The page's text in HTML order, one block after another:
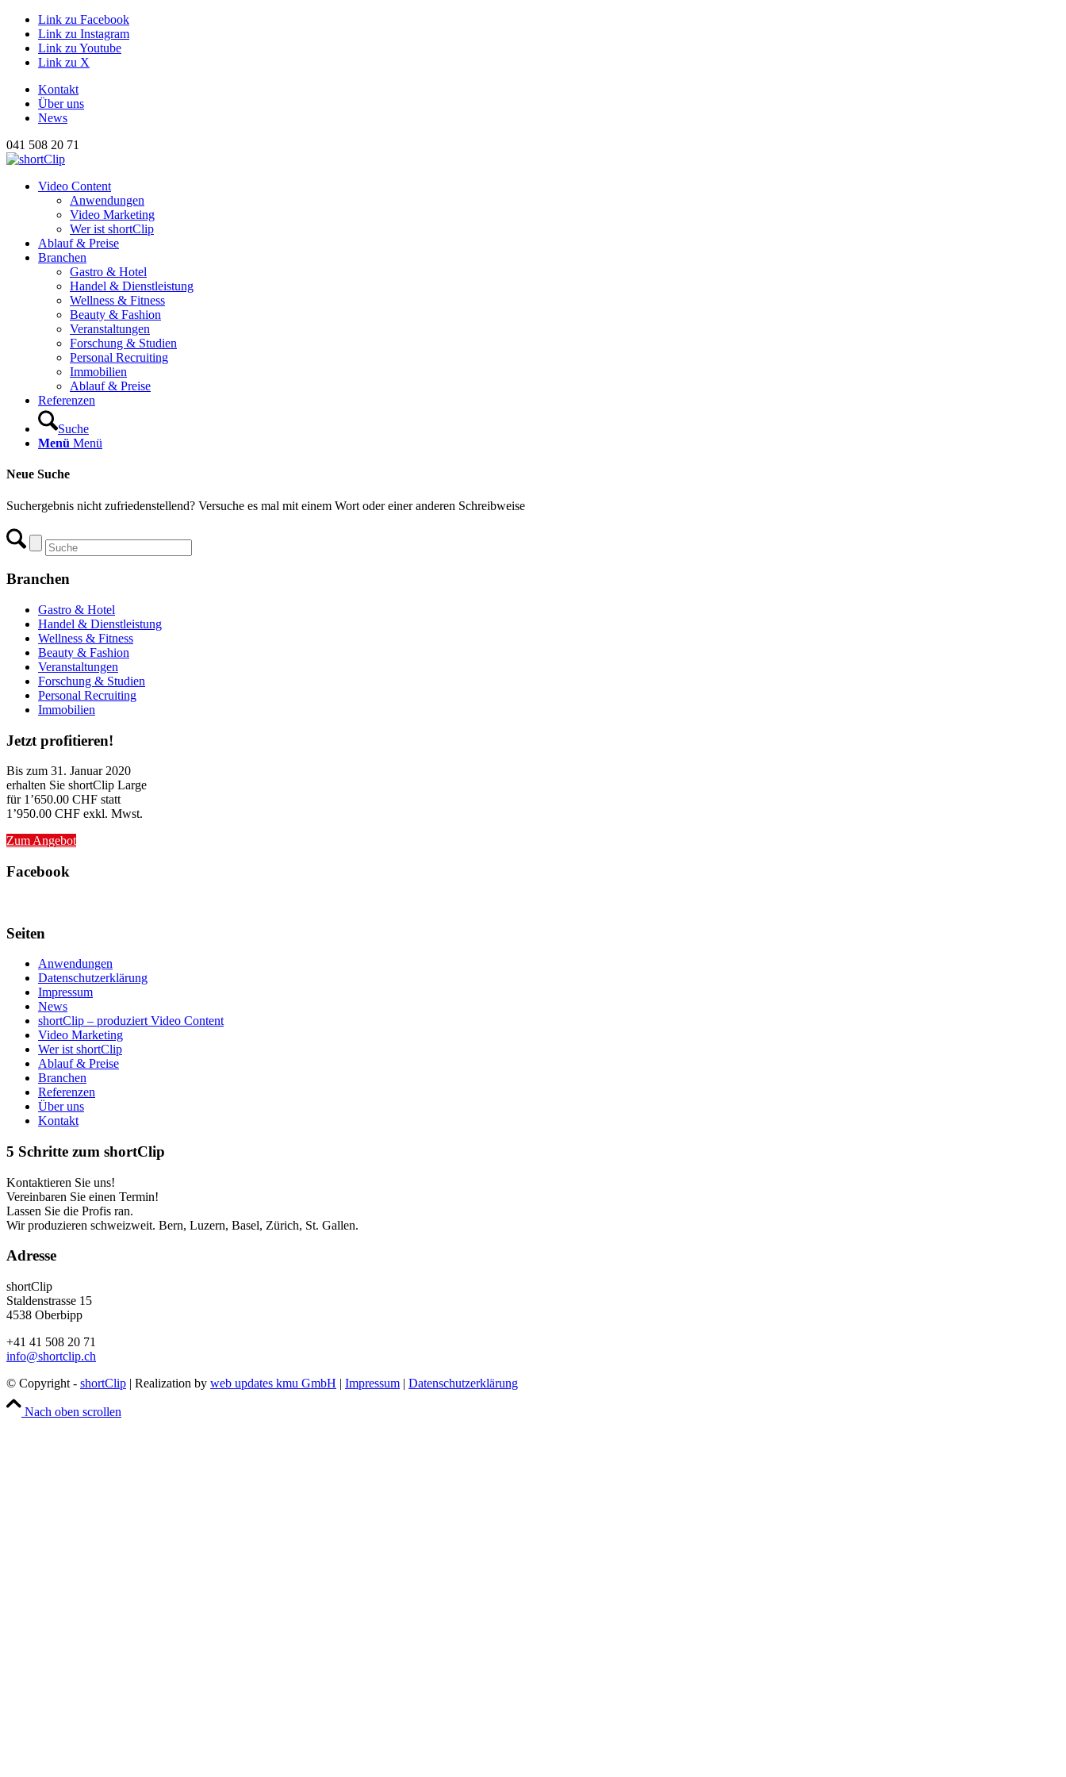
Link zu Facebook
Link zu Instagram
Link zu Youtube
Link zu X
Kontakt
Über uns
News
041 508 20 71
Hauptnavigation
Video Content
Anwendungen
Video Marketing
Wer ist shortClip
Ablauf & Preise
Branchen
Gastro & Hotel
Handel & Dienstleistung
Wellness & Fitness
Beauty & Fashion
Veranstaltungen
Forschung & Studien
Personal Recruiting
Immobilien
Ablauf & Preise
Referenzen
Suche
Menü Menü
Neue Suche
Suchergebnis nicht zufriedenstellend? Versuche es mal mit einem Wort oder einer anderen Schreibweise
Branchen
Gastro & Hotel
Handel & Dienstleistung
Wellness & Fitness
Beauty & Fashion
Veranstaltungen
Forschung & Studien
Personal Recruiting
Immobilien
Jetzt profitieren!
Bis zum 31. Januar 2020
erhalten Sie shortClip Large
für 1’650.00 CHF statt
1’950.00 CHF exkl. Mwst.
Zum Angebot
Facebook
Seiten
Anwendungen
Datenschutzerklärung
Impressum
News
shortClip – produziert Video Content
Video Marketing
Wer ist shortClip
Ablauf & Preise
Branchen
Referenzen
Über uns
Kontakt
5 Schritte zum shortClip
Kontaktieren Sie uns!
Vereinbaren Sie einen Termin!
Lassen Sie die Profis ran.
Wir produzieren schweizweit. Bern, Luzern, Basel, Zürich, St. Gallen.
Adresse
shortClip
Staldenstrasse 15
4538 Oberbipp
+41 41 508 20 71
info@shortclip.ch
© Copyright - shortClip | Realization by web updates kmu GmbH | Impressum | Datenschutzerklärung
Nach oben scrollen